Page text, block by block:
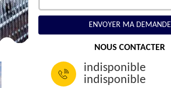
NOUS CONTACTER
indisponible
indisponible